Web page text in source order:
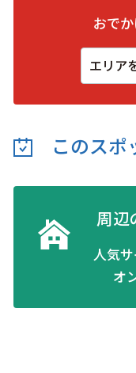
おで
このスポ
周辺
人気
オ